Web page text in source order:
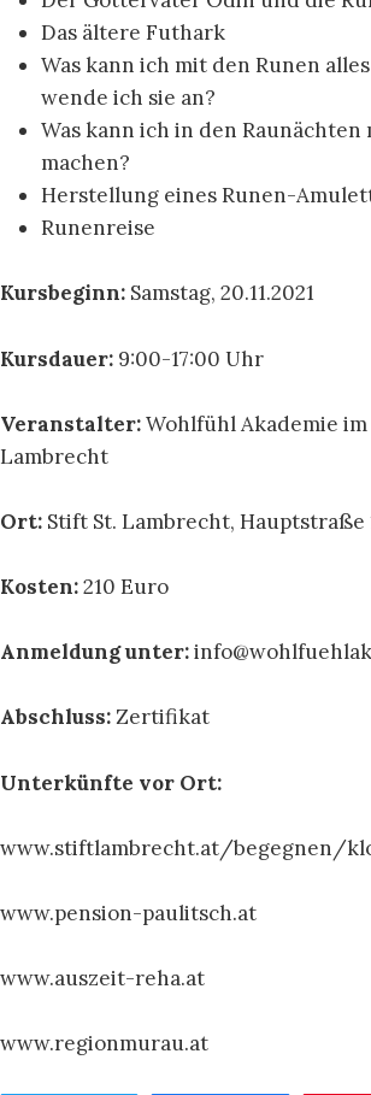
Das ältere Futhark
Was kann ich mit den Runen
wende ich sie an?
Was kann ich in den Raunächten
machen?
Herstellung eines Runen-
Runenreise
Kursbeginn: Samstag, 20.11.2021
Kursdauer: 9:00-17:00 Uhr
Veranstalter:Wohlfühl Akademie
Lambrecht
Ort: Stift St. Lambrecht, Hauptstraße
Kosten:210 Euro
Anmeldung unter:
Abschluss:Zertifikat
Unterkünfte vor Ort:
www.stiftlambrecht.at/begegnen/
www.pension-paulitsch.at
www.auszeit-reha.at
www.regionmurau.at